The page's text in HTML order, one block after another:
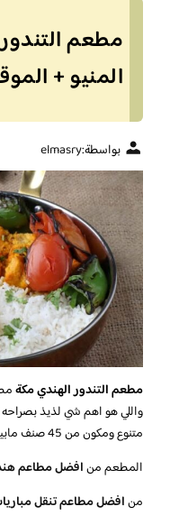
مطعم
المنيو +
بواسطة:elmasry
مطعم التندور الهندي مكة
واللي هو اهم شي لذيذ بصراحه
متنوع ومكون من 45 صنف مابين مقبلات وايدامات هنديه وبرياني وحلى
المطعم منافضل مطاعم
منافضل مطاعم تنقل مباريات